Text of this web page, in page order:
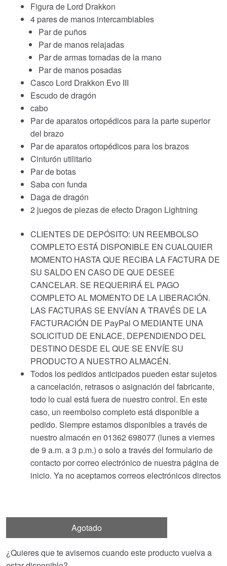
Figura de Lord Drakkon
4 pares de manos intercambiables
Par de puños
Par de manos relajadas
Par de armas tomadas de la mano
Par de manos posadas
Casco Lord Drakkon Evo III
Escudo de dragón
cabo
Par de aparatos ortopédicos para la parte superior
del brazo
Par de aparatos ortopédicos para los brazos
Cinturón utilitario
Par de botas
Saba con funda
Daga de dragón
2 juegos de piezas de efecto Dragon Lightning
CLIENTES DE DEPÓSITO: UN REEMBOLSO
COMPLETO ESTÁ DISPONIBLE EN CUALQUIER
MOMENTO HASTA QUE RECIBA LA FACTURA DE
SU SALDO EN CASO DE QUE DESEE
CANCELAR. SE REQUERIRÁ EL PAGO
COMPLETO AL MOMENTO DE LA LIBERACIÓN.
LAS FACTURAS SE ENVÍAN A TRAVÉS DE LA
FACTURACIÓN DE PayPal O MEDIANTE UNA
SOLICITUD DE ENLACE, DEPENDIENDO DEL
DESTINO DESDE EL QUE SE ENVÍE SU
PRODUCTO A NUESTRO ALMACÉN.
Todos los pedidos anticipados pueden estar sujetos
a cancelación, retrasos o asignación del fabricante,
todo lo cual está fuera de nuestro control. En este
caso, un reembolso completo está disponible a
pedido. Siempre estamos disponibles a través de
nuestro almacén en 01362 698077 (lunes a viernes
de 9 a.m. a 3 p.m.) o solo a través del formulario de
contacto por correo electrónico de nuestra página de
inicio. Ya no aceptamos correos electrónicos directos
Agotado
¿Quieres que te avisemos cuando este producto vuelva a